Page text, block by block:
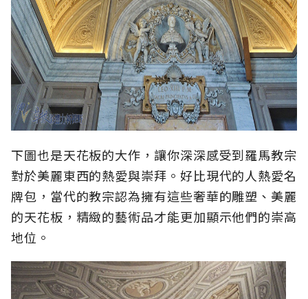
下圖也是天花板的大作，讓你深深感受到羅馬教宗
對於美麗東西的熱愛與崇拜。好比現代的人熱愛名
牌包，當代的教宗認為擁有這些奢華的雕塑、美麗
的天花板，精緻的藝術品才能更加顯示他們的崇高
地位。